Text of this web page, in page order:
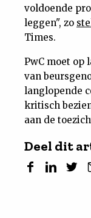
voldoende
leggen", zo
Times.
PwC moet op
van
langlopende
kritisch
aan de
Deel dit